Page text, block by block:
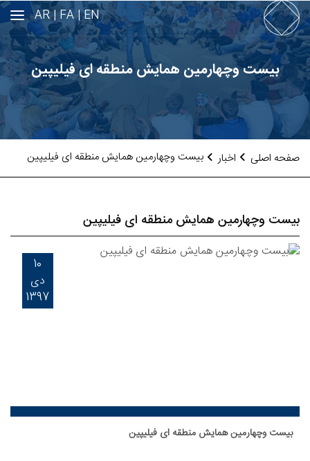
EN |
FA |
AR
بیست وچهارمین همایش منطقه ای فیلیپین
صفحه اصلی اخبار بیست وچهارمین همایش منطقه ای فیلیپین
بیست وچهارمین همایش منطقه ای فیلیپین
10
دی
1397
بیست وچهارمین همایش منطقه ای فیلیپین